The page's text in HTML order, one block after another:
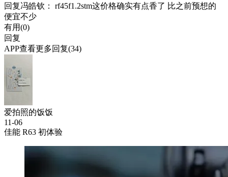
回复冯皓钦 ： rf45f1.2stm这价格确实有点香了 比之前预想的
便宜不少
有用(0)
回复
APP查看更多回复(34)
爱拍照的饭饭
11-06
佳能 R63 初体验